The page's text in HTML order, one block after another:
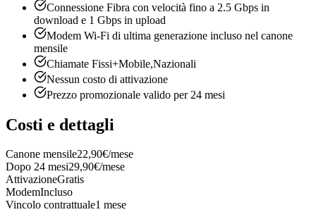
Connessione Fibra con velocità fino a 2.5 Gbps in
download e 1 Gbps in upload
Modem Wi-Fi di ultima generazione incluso nel canone
mensile
Chiamate Fissi+Mobile,Nazionali
Nessun costo di attivazione
Prezzo promozionale valido per 24 mesi
Costi e dettagli
Canone mensile22,90€/mese
Dopo 24 mesi29,90€/mese
AttivazioneGratis
ModemIncluso
Vincolo contrattuale1 mese